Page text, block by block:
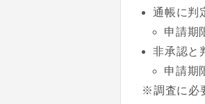
通帳に判
申請期
非承認と
申請期
※調査に必